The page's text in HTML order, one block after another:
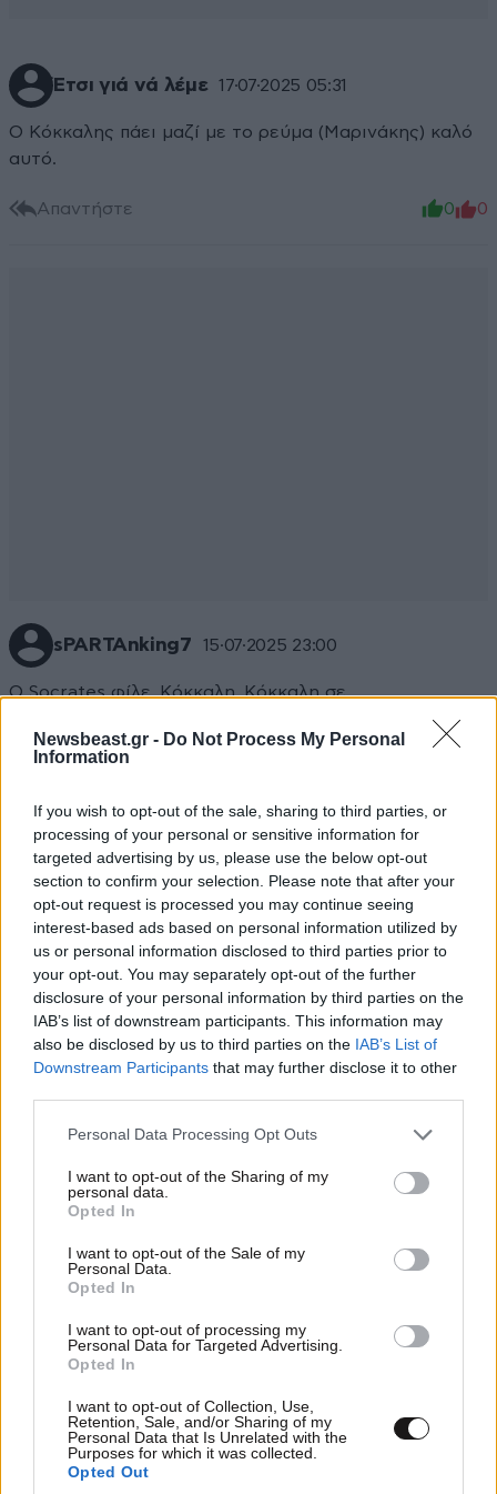
Newsbeast.gr - Do Not Process My Personal
Information
If you wish to opt-out of the sale, sharing to third parties, or
processing of your personal or sensitive information for
targeted advertising by us, please use the below opt-out
section to confirm your selection. Please note that after your
opt-out request is processed you may continue seeing
interest-based ads based on personal information utilized by
us or personal information disclosed to third parties prior to
your opt-out. You may separately opt-out of the further
disclosure of your personal information by third parties on the
IAB’s list of downstream participants. This information may
also be disclosed by us to third parties on the IAB’s List of
Downstream Participants that may further disclose it to other
Please note that this website/app uses one or more Google
not limited to your visit or usage behaviour. You may click to
grant or deny consent to Google and its third-party tags to
use your data for below specified purposes in below Google
consent section.
Personal Data Processing Opt Outs
I want to opt-out of the Sharing of my
personal data.
Opted In
I want to opt-out of the Sale of my
Personal Data.
Opted In
I want to opt-out of processing my
Personal Data for Targeted Advertising.
Opted In
I want to opt-out of Collection, Use,
Retention, Sale, and/or Sharing of my
Personal Data that Is Unrelated with the
Purposes for which it was collected.
Opted Out
Έτσι γιά νά λέμε 17·07·2025 05:31
Ο Κόκκαλης πάει μαζί με το ρεύμα (Μαρινάκης) καλό
αυτό.
Απαντήστε 0 0
sPARTAnking7 15·07·2025 23:00
Ο Socrates φίλε..Κόκκαλη, Κόκκαλη σε
εποχές..έναν τέτοιον φέρε Βαγγέλα...
Οι δύο 15·07·2025 21:38
Μπαμπάδες σας. Πονάτε γι'αυτό βγάζετε χολή. Καλά
να πάθετε αλλόθρησκοι
Απαντήστε
ΠΔΙ 15·07·2025 14:48
Όλα τα καλά παιδιά στην πίστα!!!
Απαντήστε
Ολοι οι απατεωνες 15·07·2025 14:41
Προεδροι στην ομαδα του κρατους και του
παρακρατους
Απαντήστε